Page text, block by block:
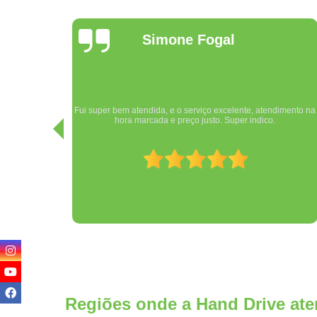
Mayky
Campelo
atencioso e profissional. Sem contar a humildade e
cordialidade! Muito obrigado, estou muito satisfeito com o
Regiões onde a Hand Drive